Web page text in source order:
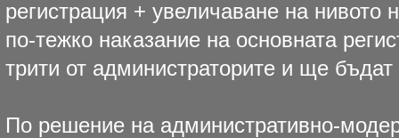
регистрация + увеличаване на
по-тежко наказание на основната
трити от администраторите и ще
По решение на административно-